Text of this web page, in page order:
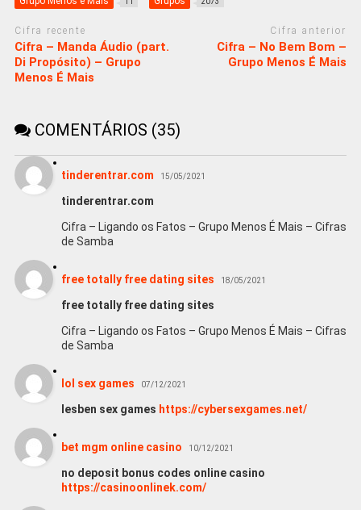
Cifra recente
Cifra – Manda Áudio (part.
Di Propósito) – Grupo
Menos É Mais
Cifra anterior
Cifra – No Bem Bom –
Grupo Menos É Mais
COMENTÁRIOS (35)
tinderentrar.com 15/05/2021
tinderentrar.com
Cifra – Ligando os Fatos – Grupo Menos É Mais – Cifras
de Samba
free totally free dating sites 18/05/2021
free totally free dating sites
Cifra – Ligando os Fatos – Grupo Menos É Mais – Cifras
de Samba
lol sex games 07/12/2021
lesben sex games https://cybersexgames.net/
bet mgm online casino 10/12/2021
no deposit bonus codes online casino
https://casinoonlinek.com/